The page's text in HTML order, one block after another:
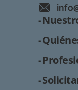
-
-
-
-